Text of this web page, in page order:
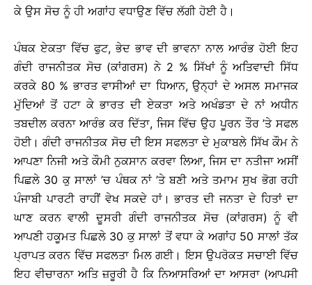
ਕੇ ਉਸ ਸੋਚ ਨੂੰ ਹੀ ਅਗਾਂਹ ਵਧਾਉਣ ਵਿੱਚ ਲੱਗੀ ਹੋਈ ਹੈ।
ਪੰਥਕ ਏਕਤਾ ਵਿੱਚ ਫੁਟ, ਭੇਦ ਭਾਵ ਦੀ ਭਾਵਨਾ ਨਾਲ ਆਰੰਭ ਹੋਈ ਇਹ
ਗੰਦੀ ਰਾਜਨੀਤਕ ਸੋਚ (ਕਾਂਗਰਸ) ਨੇ 2 % ਸਿੱਖਾਂ ਨੂੰ ਅਤਿਵਾਦੀ ਸਿੱਧ
ਕਰਕੇ 80 % ਭਾਰਤ ਵਾਸੀਆਂ ਦਾ ਧਿਆਨ, ਉਨ੍ਹਾਂ ਦੇ ਅਸਲ ਸਮਾਜਕ
ਮੁੱਦਿਆਂ ਤੋਂ ਹਟਾ ਕੇ ਭਾਰਤ ਦੀ ਏਕਤਾ ਅਤੇ ਅਖੰਡਤਾ ਦੇ ਨਾਂ ਅਧੀਨ
ਤਬਦੀਲ ਕਰਨਾ ਆਰੰਭ ਕਰ ਦਿੱਤਾ, ਜਿਸ ਵਿੱਚ ਉਹ ਪੂਰਨ ਤੌਰ ’ਤੇ ਸਫਲ
ਹੋਈ। ਗੰਦੀ ਰਾਜਨੀਤਕ ਸੋਚ ਦੀ ਇਸ ਸਫਲਤਾ ਦੇ ਮੁਕਾਬਲੇ ਸਿੱਖ ਕੌਮ ਨੇ
ਆਪਣਾ ਨਿਜੀ ਅਤੇ ਕੌਮੀ ਨੁਕਸਾਨ ਕਰਵਾ ਲਿਆ, ਜਿਸ ਦਾ ਨਤੀਜਾ ਅਸੀਂ
ਪਿਛਲੇ 30 ਕੁ ਸਾਲਾਂ ’ਚ ਪੰਥਕ ਨਾਂ ’ਤੇ ਬਣੀ ਅਤੇ ਤਮਾਮ ਸੁਖ ਭੋਗ ਰਹੀ
ਪੰਜਾਬੀ ਪਾਰਟੀ ਰਾਹੀਂ ਵੇਖ ਸਕਦੇ ਹਾਂ। ਭਾਰਤ ਦੀ ਜਨਤਾ ਦੇ ਹਿਤਾਂ ਦਾ
ਘਾਣ ਕਰਨ ਵਾਲੀ ਦੂਸਰੀ ਗੰਦੀ ਰਾਜਨੀਤਕ ਸੋਚ (ਕਾਂਗਰਸ) ਨੂੰ ਵੀ
ਆਪਣੀ ਹਕੂਮਤ ਪਿਛਲੇ 30 ਕੁ ਸਾਲਾਂ ਤੋਂ ਵਧਾ ਕੇ ਅਗਾਂਹ 50 ਸਾਲਾਂ ਤੱਕ
ਪ੍ਰਾਪਤ ਕਰਨ ਵਿੱਚ ਸਫਲਤਾ ਮਿਲ ਗਈ। ਇਸ ਉਪਰੋਕਤ ਸਚਾਈ ਵਿੱਚ
ਇਹ ਵੀਚਾਰਨਾ ਅਤਿ ਜ਼ਰੂਰੀ ਹੈ ਕਿ ਨਿਆਸਰਿਆਂ ਦਾ ਆਸਰਾ (ਆਪਸੀ